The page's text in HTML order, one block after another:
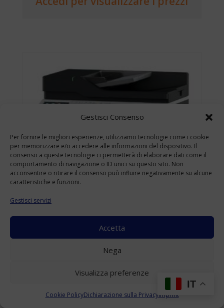
Gestisci Consenso
Per fornire le migliori esperienze, utilizziamo tecnologie come i cookie
per memorizzare e/o accedere alle informazioni del dispositivo. Il
consenso a queste tecnologie ci permetterà di elaborare dati come il
comportamento di navigazione o ID unici su questo sito. Non
acconsentire o ritirare il consenso può influire negativamente su alcune
caratteristiche e funzioni.
Gestisci servizi
Accetta
Nega
Visualizza preferenze
Cookie PolicyDichiarazione sulla PrivacyImprint
A4
Accedi per visualizzare i prezziIT